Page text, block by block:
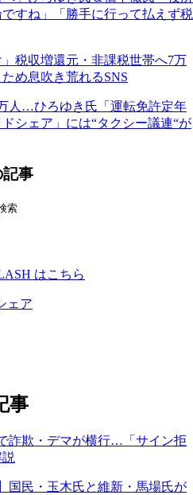
すね」「勝手に行って払えず税
税収増還元・非課税世帯へ7万
め息吹き荒れるSNS
人…ひろゆき氏「運転免許定年
シェア」には“タクシー議連“が
事
事
詐欺・デマが横行…「サイン拒
国民・玉木氏と維新・馬場氏が